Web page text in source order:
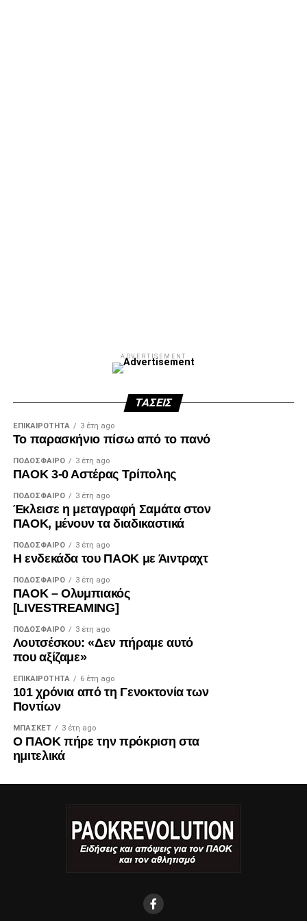
ADVERTISEMENT
ΤΆΣΕΙΣ
ΕΠΙΚΑΙΡΌΤΗΤΑ 3 έτη ago
Το παρασκήνιο πίσω από το πανό
ΠΟΔΌΣΦΑΙΡΟ 3 έτη ago
ΠΑΟΚ 3-0 Αστέρας Τρίπολης
ΠΟΔΌΣΦΑΙΡΟ 3 έτη ago
Έκλεισε η μεταγραφή Σαμάτα στον
ΠΑΟΚ, μένουν τα διαδικαστικά
ΠΟΔΌΣΦΑΙΡΟ 3 έτη ago
Η ενδεκάδα του ΠΑΟΚ με Άιντραχτ
ΠΟΔΌΣΦΑΙΡΟ 3 έτη ago
ΠΑΟΚ – Ολυμπιακός
[LIVESTREAMING]
ΠΟΔΌΣΦΑΙΡΟ 3 έτη ago
Λουτσέσκου: «Δεν πήραμε αυτό
που αξίζαμε»
ΕΠΙΚΑΙΡΌΤΗΤΑ 6 έτη ago
101 χρόνια από τη Γενοκτονία των
Ποντίων
ΜΠΆΣΚΕΤ 3 έτη ago
Ο ΠΑΟΚ πήρε την πρόκριση στα
ημιτελικά